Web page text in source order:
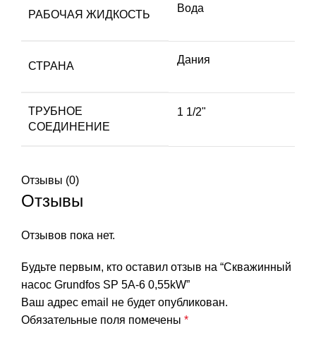
РАБОЧАЯ ЖИДКОСТЬ
Вода
СТРАНА
Дания
ТРУБНОЕ
СОЕДИНЕНИЕ
1 1/2"
Отзывы (0)
Отзывы
Отзывов пока нет.
Будьте первым, кто оставил отзыв на “Скважинный
насос Grundfos SP 5A-6 0,55kW”
Ваш адрес email не будет опубликован.
Обязательные поля помечены *